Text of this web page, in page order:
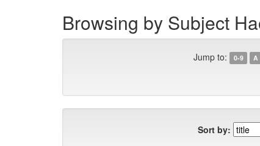
Browsing by Subject
Jump to: 0-9 A
Sort by: